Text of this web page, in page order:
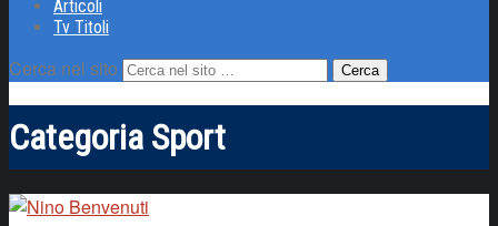
Articoli
Tv Titoli
Cerca nel sito
Categoria Sport